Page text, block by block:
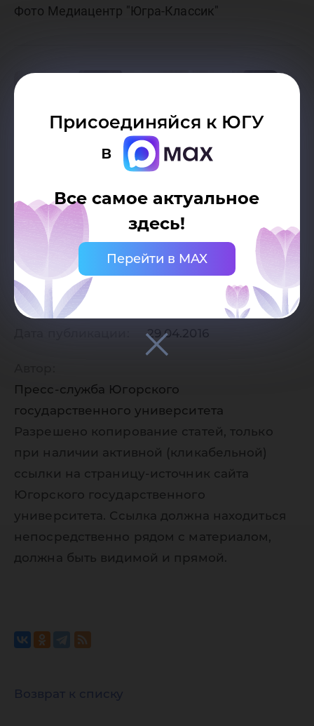
Присоединяйся к ЮГУ
в
Все самое актуальное
здесь!
Перейти в MAX
Фото Медиацентр "Югра-Классик"
29.04.2016
Пресс-служба Югорского
государственного университета
Разрешено копирование статей, только
при наличии активной (кликабельной)
ссылки на страницу-источник сайта
Югорского государственного
университета. Ссылка должна находиться
непосредственно рядом с материалом,
должна быть видимой и прямой.
Возврат к списку